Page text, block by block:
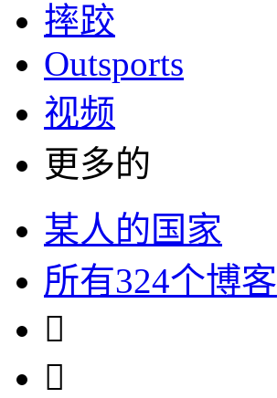
摔跤
Outsports
视频
更多的
某人的国家
所有324个博客

